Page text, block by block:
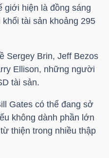
giới hiện là đồng sáng
tài sản khoảng 295
Sergey Brin, Jeff Bezos
Ellison, những người
tài sản.
Gates có thể đang sở
không dành phần lớn
thiện trong nhiều thập